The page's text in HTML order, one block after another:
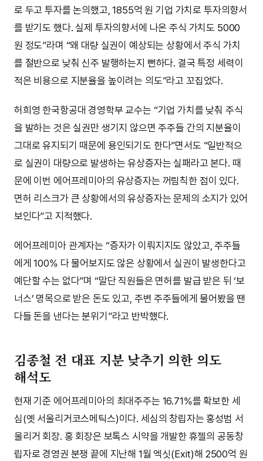
로 두고 투자를 논의했고, 1855억 원 기업 가치로 투자의향서
를 받기도 했다. 실제 투자의향서에 나온 주식 가치도 5000
원 정도”라며 “왜 대량 실권이 예상되는 상황에서 주식 가치
를 절반으로 낮춰 신주 발행하는지 뻔하다. 결국 특정 세력이
적은 비용으로 지분율을 높이려는 의도”라고 꼬집었다.
허희영 한국항공대 경영학부 교수는 “기업 가치를 낮춰 주식
을 발하는 것은 실권만 생기지 않으면 주주들 간의 지분율이
그대로 유지되기 때문에 용인되기도 한다”면서도 “일반적으
로 실권이 대량으로 발생하는 유상증자는 실패라고 본다. 때
문에 이번 에어프레미아의 유상증자는 꺼림칙한 점이 있다.
면허 리스크가 큰 상황에서의 유상증자는 문제의 소지가 있어
보인다”고 지적했다.
에어프레미아 관계자는 “증자가 이뤄지지도 않았고, 주주들
에게 100% 다 물어보지도 않은 상황에서 실권이 발생한다고
예단할 수는 없다”며 “말단 직원들은 면허를 발급 받은 뒤 ‘보
너스’ 명목으로 받은 돈도 있고, 주변 주주들에게 물어봤을 땐
다들 돈을 낸다는 분위기”라고 반박했다.
김종철 전 대표 지분 낮추기 의한 의도
해석도
현재 기준 에어프레미아의 최대주주는 16.71%를 확보한 세
심(옛 서울리거코스메틱스)이다. 세심의 창립자는 홍성범 서
울리거 회장. 홍 회장은 보톡스 시약을 개발한 휴젤의 공동창
립자로 경영권 분쟁 끝에 지난해 1월 엑싯(Exit)해 2500억 원